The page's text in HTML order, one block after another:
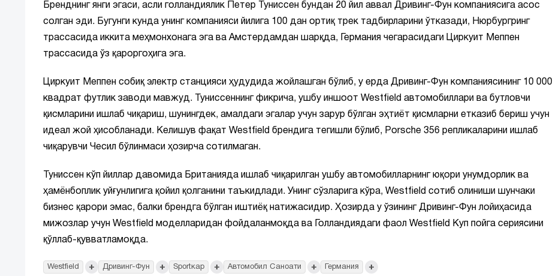
Бренднинг янги эгаси, асли голландиялик Петер Туниссен бундан 20 йил аввал Дривинг-Фун компаниясига асос
солган эди. Бугунги кунда унинг компанияси йилига 100 дан ортиқ трек тадбирларини ўтказади, Нюрбургринг
трассасида иккита меҳмонхонага эга ва Амстердамдан шарқда, Германия чегарасидаги Циркуит Меппен
трассасида ўз қароргоҳига эга.
Циркуит Меппен собиқ электр станцияси ҳудудида жойлашган бўлиб, у ерда Дривинг-Фун компаниясининг 10 000
квадрат футлик заводи мавжуд. Туниссеннинг фикрича, ушбу иншоот Westfield автомобиллари ва бутловчи
қисмларини ишлаб чиқариш, шунингдек, амалдаги эгалар учун зарур бўлган эҳтиёт қисмларни етказиб бериш учун
идеал жой ҳисобланади. Келишув фақат Westfield брендига тегишли бўлиб, Porsche 356 репликаларини ишлаб
чиқарувчи Чесил бўлинмаси ҳозирча сотилмаган.
Туниссен кўп йиллар давомида Британияда ишлаб чиқарилган ушбу автомобилларнинг юқори унумдорлик ва
ҳамёнбоплик уйғунлигига қойил қолганини таъкидлади. Унинг сўзларига кўра, Westfield сотиб олиниши шунчаки
бизнес қарори эмас, балки брендга бўлган иштиёқ натижасидир. Ҳозирда у ўзининг Дривинг-Фун лойиҳасида
мижозлар учун Westfield моделларидан фойдаланмоқда ва Голландиядаги фаол Westfield Куп пойга сериясини
қўллаб-қувватламоқда.
Westfield + Дривинг-Фун + Sportкар + Автомобил Саноати + Германия +